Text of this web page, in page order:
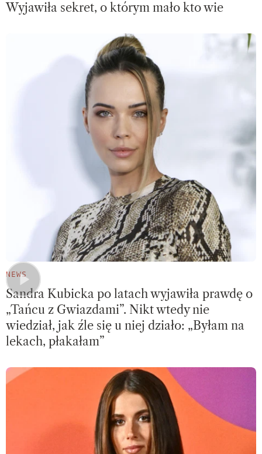
Wyjawiła sekret, o którym mało kto wie
NEWS
Sandra Kubicka po latach wyjawiła prawdę o
„Tańcu z Gwiazdami”. Nikt wtedy nie
wiedział, jak źle się u niej działo: „Byłam na
lekach, płakałam”